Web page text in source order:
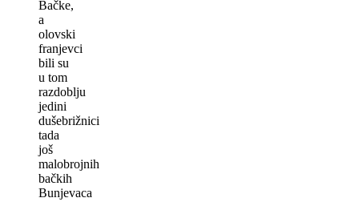
Bačke,
a
olovski
franjevci
bili su
u tom
razdoblju
jedini
dušebrižnici
tada
još
malobrojnih
bačkih
Bunjevaca